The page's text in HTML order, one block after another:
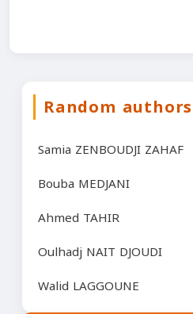
Random authors
Samia ZENBOUDJI ZAHAF
Bouba MEDJANI
Ahmed TAHIR
Oulhadj NAIT DJOUDI
Walid LAGGOUNE